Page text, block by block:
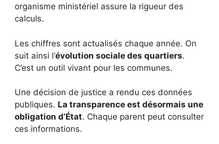
organisme ministériel assure la rigueur des
calculs.
Les chiffres sont actualisés chaque année. On
suit ainsi l’évolution sociale des quartiers.
C’est un outil vivant pour les communes.
Une décision de justice a rendu ces données
publiques. La transparence est désormais une
obligation d’État. Chaque parent peut consulter
ces informations.